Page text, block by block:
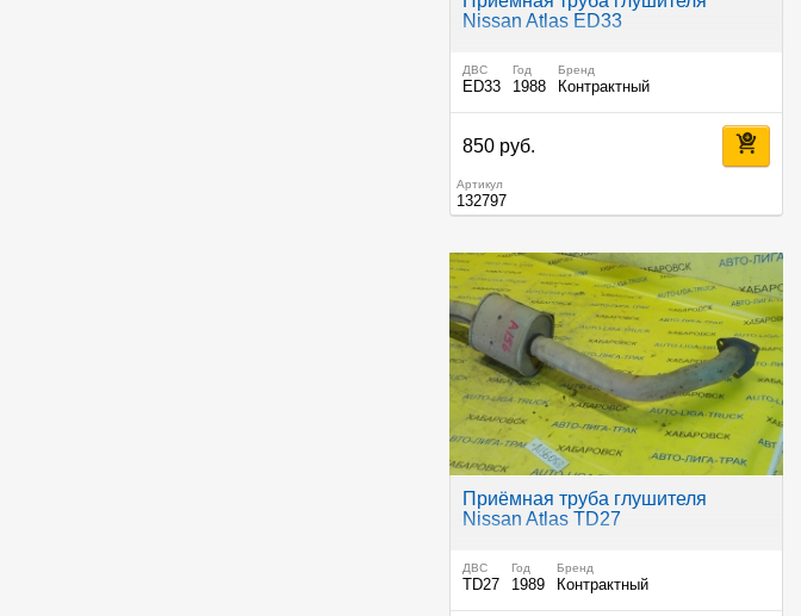
Nissan Atlas ED33
ДВС
ED33
Год
1988
Бренд
Контрактный
850 руб.
Артикул
132797
Приёмная труба глушителя
Nissan Atlas TD27
ДВС
TD27
Год
1989
Бренд
Контрактный